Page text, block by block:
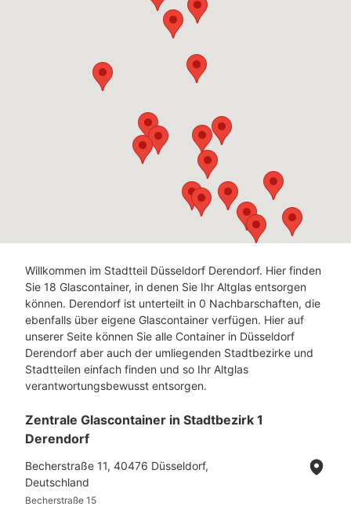
Willkommen im Stadtteil Düsseldorf Derendorf. Hier finden
Sie 18 Glascontainer, in denen Sie Ihr Altglas entsorgen
können. Derendorf ist unterteilt in 0 Nachbarschaften, die
ebenfalls über eigene Glascontainer verfügen. Hier auf
unserer Seite können Sie alle Container in Düsseldorf
Derendorf aber auch der umliegenden Stadtbezirke und
Stadtteilen einfach finden und so Ihr Altglas
verantwortungsbewusst entsorgen.
Zentrale Glascontainer in Stadtbezirk 1
Derendorf
Becherstraße 11, 40476 Düsseldorf,
Deutschland
Becherstraße 15